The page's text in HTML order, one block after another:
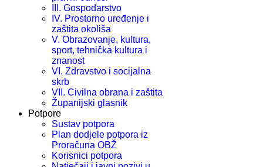
III. Gospodarstvo
IV. Prostorno uređenje i
zaštita okoliša
V. Obrazovanje, kultura,
sport, tehnička kultura i
znanost
VI. Zdravstvo i socijalna
skrb
VII. Civilna obrana i zaštita
Županijski glasnik
Potpore
Sustav potpora
Plan dodjele potpora iz
Proračuna OBŽ
Korisnici potpora